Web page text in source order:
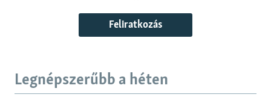
Feliratkozás
Legnépszerűbb a héten